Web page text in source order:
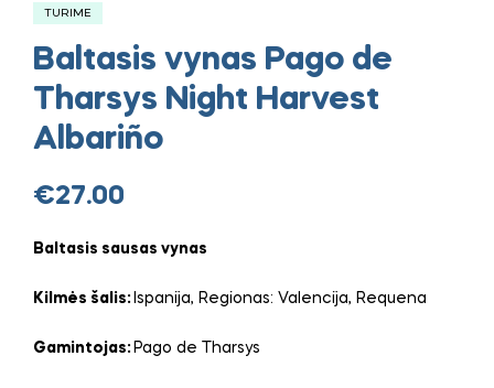
TURIME
Baltasis vynas Pago de
Tharsys Night Harvest
Albariño
€27.00
Baltasis sausas vynas
Kilmės šalis: Ispanija, Regionas: Valencija, Requena
Gamintojas: Pago de Tharsys